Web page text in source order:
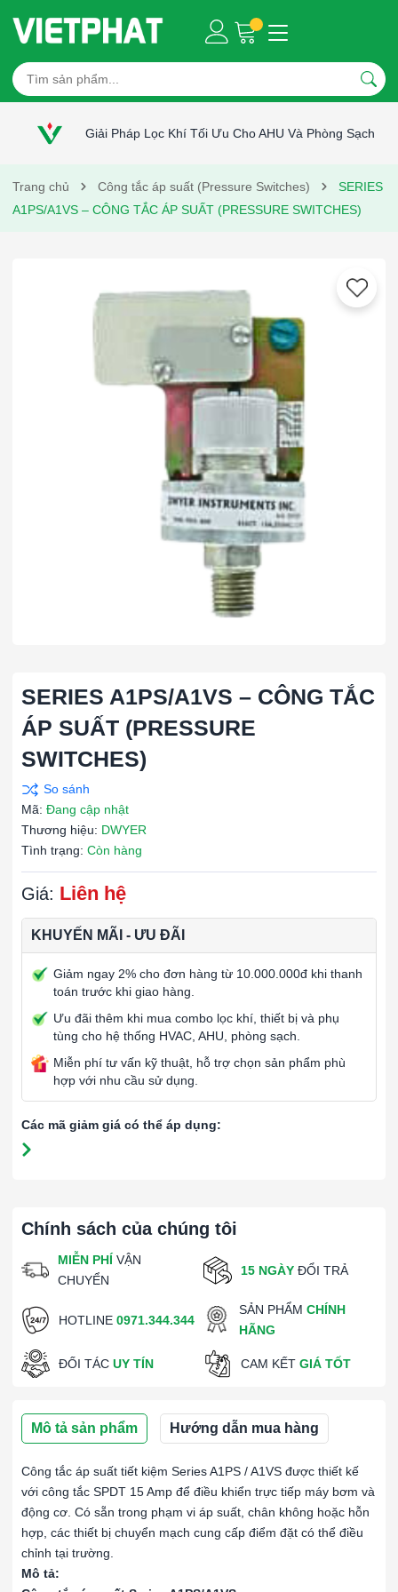
Giải Pháp Lọc Khí Tối Ưu Cho AHU Và Phòng Sạch
Trang chủ Công tắc áp suất (Pressure Switches)
SERIES
A1PS/A1VS – CÔNG TẮC ÁP SUẤT (PRESSURE SWITCHES)
Chính sách của chúng tôi
MIỄN PHÍ VẬN
CHUYỂN
15 NGÀY ĐỔI TRẢ
HOTLINE 0971.344.344
SẢN PHẨMCHÍNH
HÃNG
ĐỐI TÁC UY TÍN CAM KẾT GIÁ TỐT
Mô tả sản phẩm Hướng dẫn mua hàng
Công tắc áp suất tiết kiệm Series A1PS / A1VS được thiết kế
với công tắc SPDT 15 Amp để điều khiển trực tiếp máy bơm và
động cơ. Có sẵn trong phạm vi áp suất, chân không hoặc hỗn
hợp, các thiết bị chuyển mạch cung cấp điểm đặt có thể điều
chỉnh tại trường.
Mô tả:
SERIES A1PS/A1VS – CÔNG TẮC
ÁP SUẤT (PRESSURE
SWITCHES)
Mã: Đang cập nhật
Thương hiệu: DWYER
Tình trạng: Còn hàng
Giá: Liên hệ
KHUYẾN MÃI - ƯU ĐÃI
Giảm ngay 2% cho đơn hàng từ 10.000.000đ khi thanh
toán trước khi giao hàng.
Ưu đãi thêm khi mua combo lọc khí, thiết bị và phụ
tùng cho hệ thống HVAC, AHU, phòng sạch.
Miễn phí tư vấn kỹ thuật, hỗ trợ chọn sản phẩm phù
hợp với nhu cầu sử dụng.
Các mã giảm giá có thể áp dụng: